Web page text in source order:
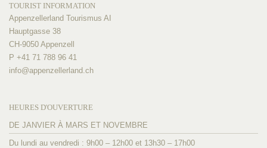
TOURIST INFORMATION
Appenzellerland Tourismus AI
Hauptgasse 38
CH-9050 Appenzell
P +41 71 788 96 41
info@appenzellerland.ch
HEURES D'OUVERTURE
DE JANVIER À MARS ET NOVEMBRE
Du lundi au vendredi : 9h00 – 12h00 et 13h30 – 17h00